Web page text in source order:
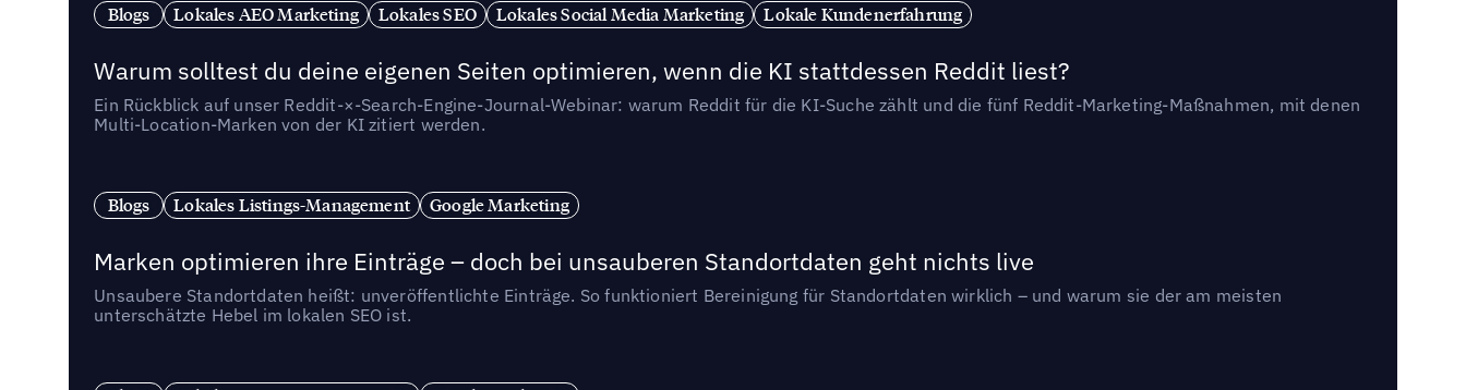
Blogs Lokales AEO Marketing Lokales SEO Lokales Social Media Marketing Lokale Kundenerfahrung
Warum solltest du deine eigenen Seiten optimieren, wenn die KI stattdessen Reddit liest?
Ein Rückblick auf unser Reddit-×-Search-Engine-Journal-Webinar: warum Reddit für die KI-Suche zählt und die fünf Reddit-Marketing-Maßnahmen, mit denen
Multi-Location-Marken von der KI zitiert werden.
Blogs Lokales Listings-Management Google Marketing
Marken optimieren ihre Einträge – doch bei unsauberen Standortdaten geht nichts live
Unsaubere Standortdaten heißt: unveröffentlichte Einträge. So funktioniert Bereinigung für Standortdaten wirklich – und warum sie der am meisten
unterschätzte Hebel im lokalen SEO ist.